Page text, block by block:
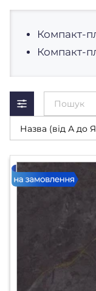
Компакт-
Компакт-
Назва (від А до